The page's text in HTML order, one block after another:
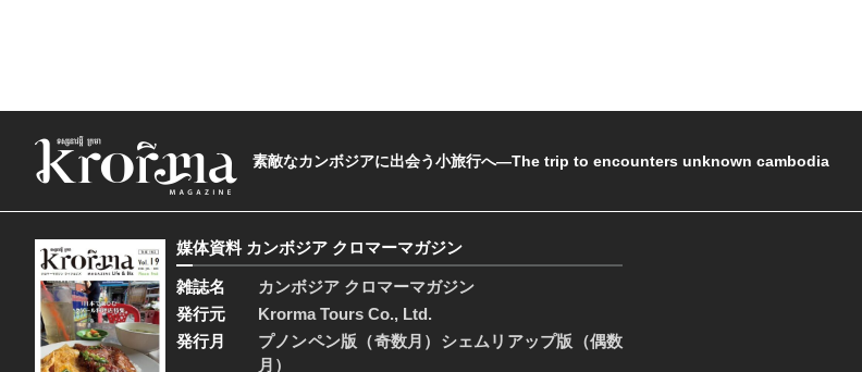
素敵なカンボジアに出会う小旅行へ―The trip to encounters unknown cambodia
媒体資料 カンボジア クロマーマガジン
雑誌名
カンボジア クロマーマガジン
発行元
Krorma Tours Co., Ltd.
発行月
プノンペン版（奇数月）シェムリアップ版（偶数
月）